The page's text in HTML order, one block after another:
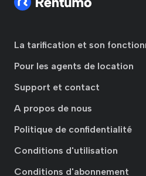
La tarification et son
Pour les agents de location
Support et contact
A propos de nous
Politique de confidentialité
Conditions d'utilisation
Conditions d'abonnement